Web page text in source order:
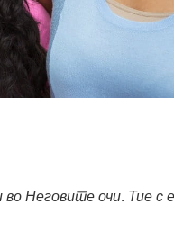
Неговите очи. Тие с